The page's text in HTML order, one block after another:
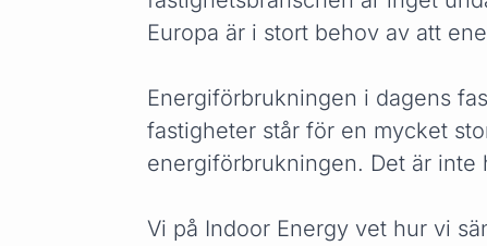
Europa är i stort behov av att
Energiförbrukningen i dagens
fastigheter står för en mycket
energiförbrukningen. Det är inte
Vi på Indoor Energy vet hur vi